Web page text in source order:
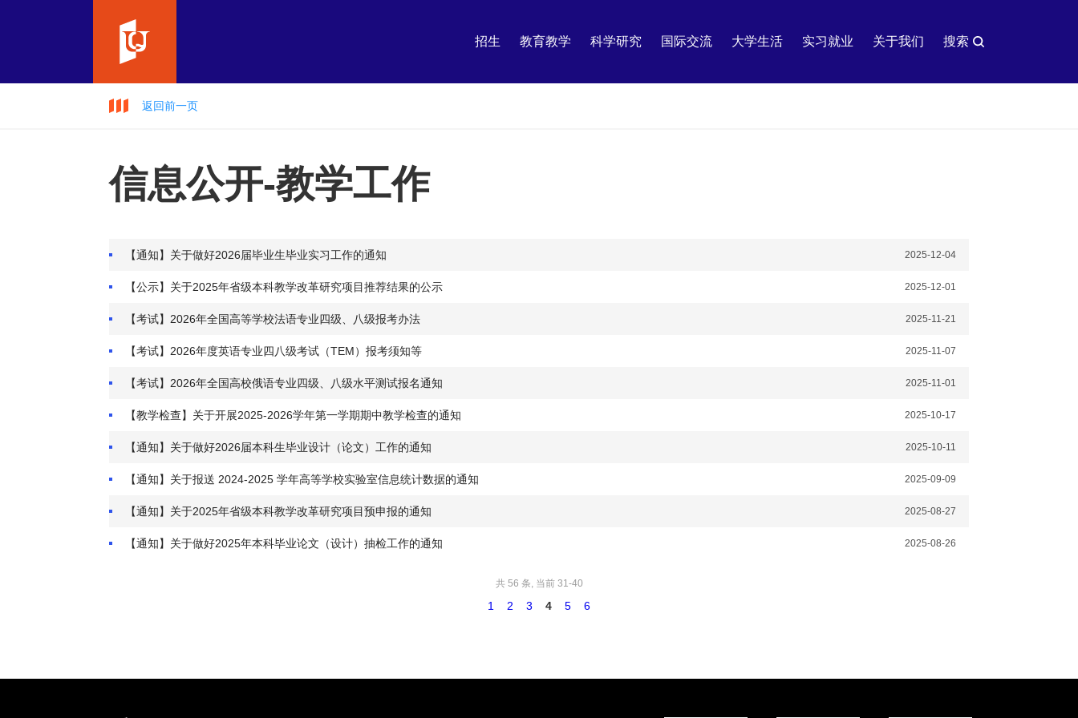
招生 教育教学 科学研究 国际交流 大学生活 实习就业 关于我们 搜索
返回前一页
信息公开-教学工作
【通知】关于做好2026届毕业生毕业实习工作的通知 2025-12-04
【公示】关于2025年省级本科教学改革研究项目推荐结果的公示 2025-12-01
【考试】2026年全国高等学校法语专业四级、八级报考办法 2025-11-21
【考试】2026年度英语专业四八级考试（TEM）报考须知等 2025-11-07
【考试】2026年全国高校俄语专业四级、八级水平测试报名通知 2025-11-01
【教学检查】关于开展2025-2026学年第一学期期中教学检查的通知 2025-10-17
【通知】关于做好2026届本科生毕业设计（论文）工作的通知 2025-10-11
【通知】关于报送 2024-2025 学年高等学校实验室信息统计数据的通知 2025-09-09
【通知】关于2025年省级本科教学改革研究项目预申报的通知 2025-08-27
【通知】关于做好2025年本科毕业论文（设计）抽检工作的通知 2025-08-26
共 56 条, 当前 31-40
1 2 3 4 5 6